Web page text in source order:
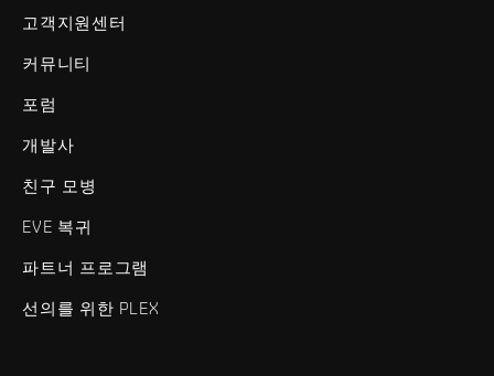
고객지원센터
커뮤니티
포럼
개발사
친구 모병
EVE 복귀
파트너 프로그램
선의를 위한 PLEX